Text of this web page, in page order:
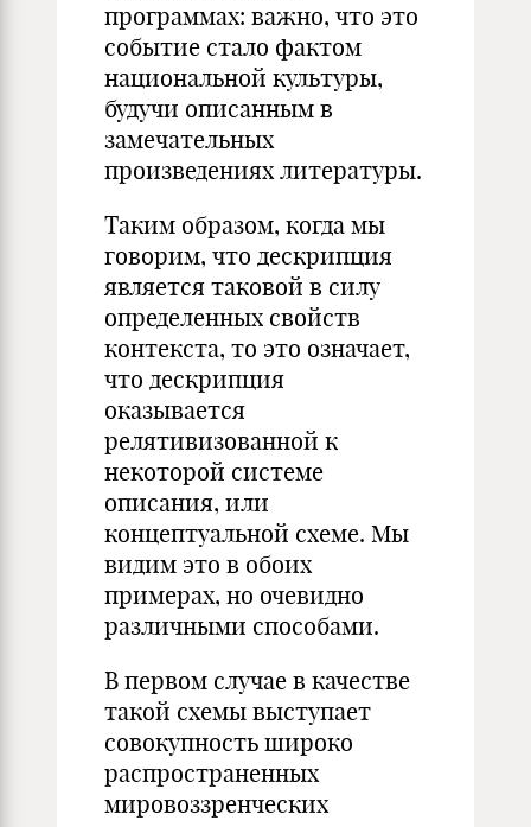
программах: важно, что это
событие стало фактом
национальной культуры,
будучи описанным в
замечательных
произведениях литературы.
Таким образом, когда мы
говорим, что дескрипция
является таковой в силу
определенных свойств
контекста, то это означает,
что дескрипция
оказывается
релятивизованной к
некоторой системе
описания, или
концептуальной схеме. Мы
видим это в обоих
примерах, но очевидно
различными способами.
В первом случае в качестве
такой схемы выступает
совокупность широко
распространенных
мировоззренческих